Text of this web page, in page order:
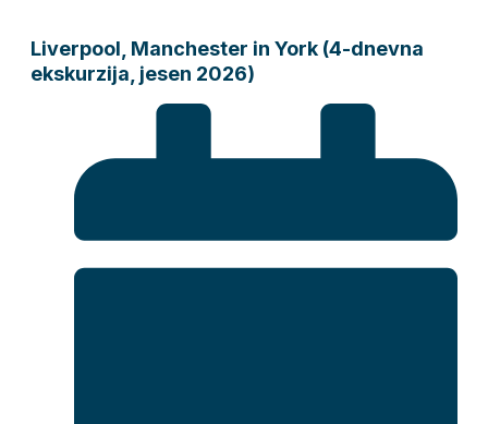
Liverpool, Manchester in York (4-dnevna
ekskurzija, jesen 2026)